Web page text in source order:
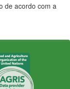
de acordo com a